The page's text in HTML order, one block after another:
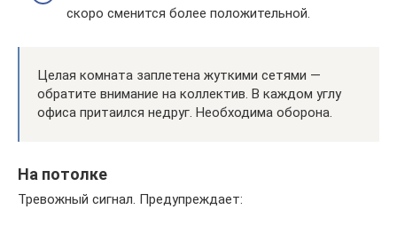
скоро сменится более положительной.
Целая комната заплетена жуткими сетями —
обратите внимание на коллектив. В каждом углу
офиса притаился недруг. Необходима оборона.
На потолке
Тревожный сигнал. Предупреждает: